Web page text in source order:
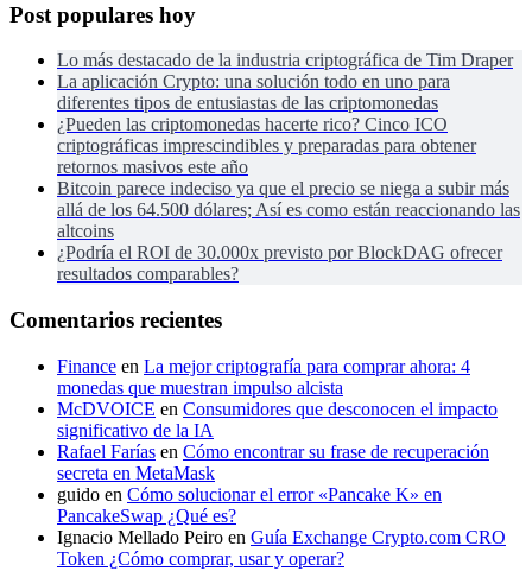
Post populares hoy
Lo más destacado de la industria criptográfica de Tim Draper
La aplicación Crypto: una solución todo en uno para
diferentes tipos de entusiastas de las criptomonedas
¿Pueden las criptomonedas hacerte rico? Cinco ICO
criptográficas imprescindibles y preparadas para obtener
retornos masivos este año
Bitcoin parece indeciso ya que el precio se niega a subir más
allá de los 64.500 dólares; Así es como están reaccionando las
altcoins
¿Podría el ROI de 30.000x previsto por BlockDAG ofrecer
resultados comparables?
Comentarios recientes
Finance en La mejor criptografía para comprar ahora: 4
monedas que muestran impulso alcista
McDVOICE en Consumidores que desconocen el impacto
significativo de la IA
Rafael Farías en Cómo encontrar su frase de recuperación
secreta en MetaMask
guido en Cómo solucionar el error «Pancake K» en
PancakeSwap ¿Qué es?
Ignacio Mellado Peiro en Guía Exchange Crypto.com CRO
Token ¿Cómo comprar, usar y operar?